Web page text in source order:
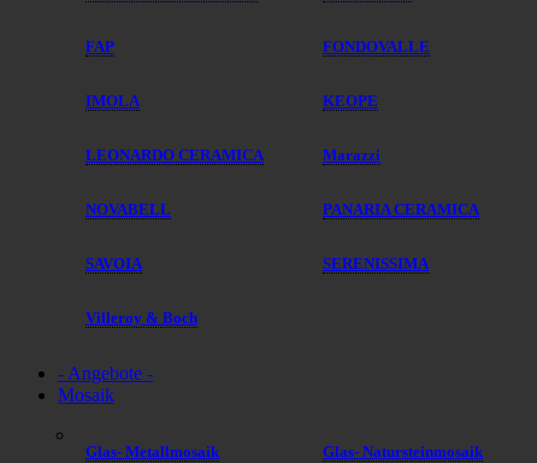
FAP FONDOVALLE
IMOLA KEOPE
LEONARDO CERAMICA Marazzi
NOVABELL PANARIA CERAMICA
SAVOIA SERENISSIMA
Villeroy & Boch
- Angebote -
Mosaik
Glas- Metallmosaik Glas- Natursteinmosaik